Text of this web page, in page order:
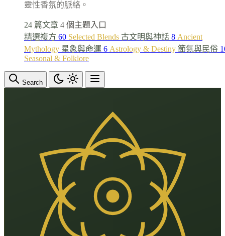
靈性香氛的脈絡。
24 篇文章 4 個主題入口
精選複方 60 Selected Blends 古文明與神話 8 Ancient
Mythology 星象與命運 6 Astrology & Destiny 節氣與民俗
Seasonal & Folklore
Search